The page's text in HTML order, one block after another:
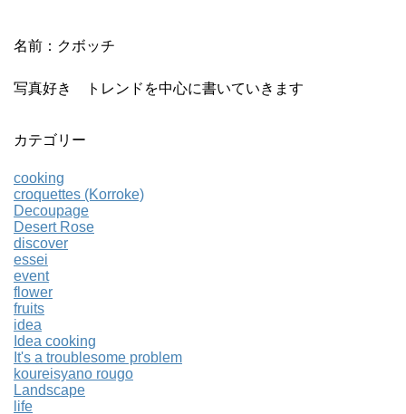
名前：クボッチ
写真好き トレンドを中心に書いていきます
カテゴリー
cooking
croquettes (Korroke)
Decoupage
Desert Rose
discover
essei
event
flower
fruits
idea
Idea cooking
It's a troublesome problem
koureisyano rougo
Landscape
life